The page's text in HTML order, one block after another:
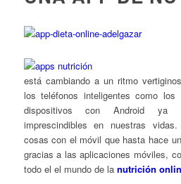
está cambiando a un ritmo
los teléfonos inteligentes como
dispositivos con Android ya
imprescindibles en nuestras
cosas con el móvil que hasta hace
gracias a las aplicaciones móviles,
todo el el mundo de la nutrición